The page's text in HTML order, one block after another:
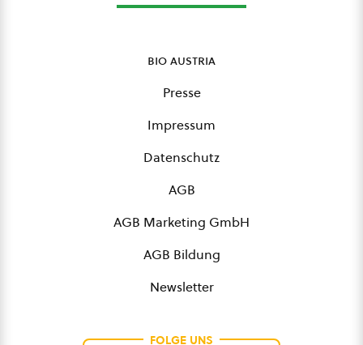
bio austria
Presse
Impressum
Datenschutz
AGB
AGB Marketing GmbH
AGB Bildung
Newsletter
FOLGE UNS